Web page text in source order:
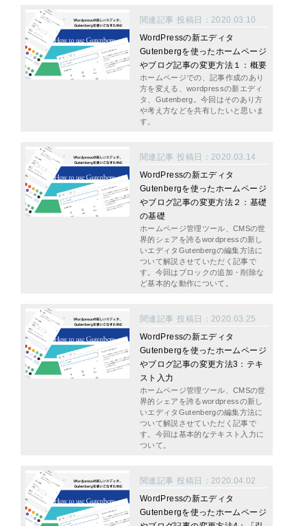
関連記事 投稿日：2020.03.10
WordPressの新エディタ
Gutenbergを使ったホームページ
やブログ記事の変更方法１：概要
ホームページでの、記事作成のあり
方を変える、wordpressの新エディ
タ、Gutenberg。今回はそのあり方
や考え方などを共有したいと思いま
す。
関連記事 投稿日：2020.03.14
WordPressの新エディタ
Gutenbergを使ったホームページ
やブログ記事の変更方法２：基礎
の基礎
ホームページ管理ツール、CMSの世
界的シェアを誇るwordpressの新し
いエディタGutenbergの編集方法に
ついて解説させていただく記事で
す。今回はブロックの追加・削除な
ど基本的な動作について。
関連記事 投稿日：2020.03.25
WordPressの新エディタ
Gutenbergを使ったホームページ
やブログ記事の変更方法3：テキ
スト入力
ホームページ管理ツール、CMSの世
界的シェアを誇るwordpressの新し
いエディタGutenbergの編集方法に
ついて解説させていただく記事で
す。今回は基本的なテキスト入力に
ついて。
関連記事 投稿日：2020.04.02
WordPressの新エディタ
Gutenbergを使ったホームページ